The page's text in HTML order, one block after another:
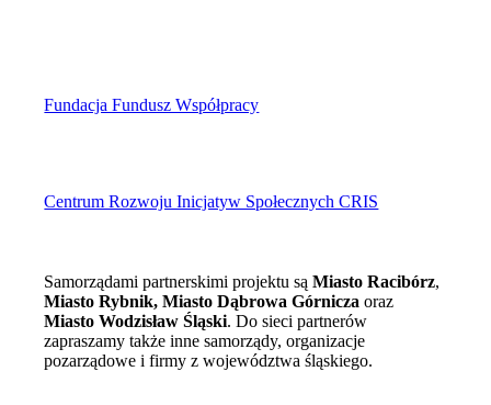
Fundacja Fundusz Współpracy
Centrum Rozwoju Inicjatyw Społecznych CRIS
Samorządami partnerskimi projektu sąMiasto Racibórz,
Miasto Rybnik, Miasto Dąbrowa Górnicza oraz
Miasto Wodzisław Śląski. Do sieci partnerów
zapraszamy także inne samorządy, organizacje
pozarządowe i firmy z województwa śląskiego.